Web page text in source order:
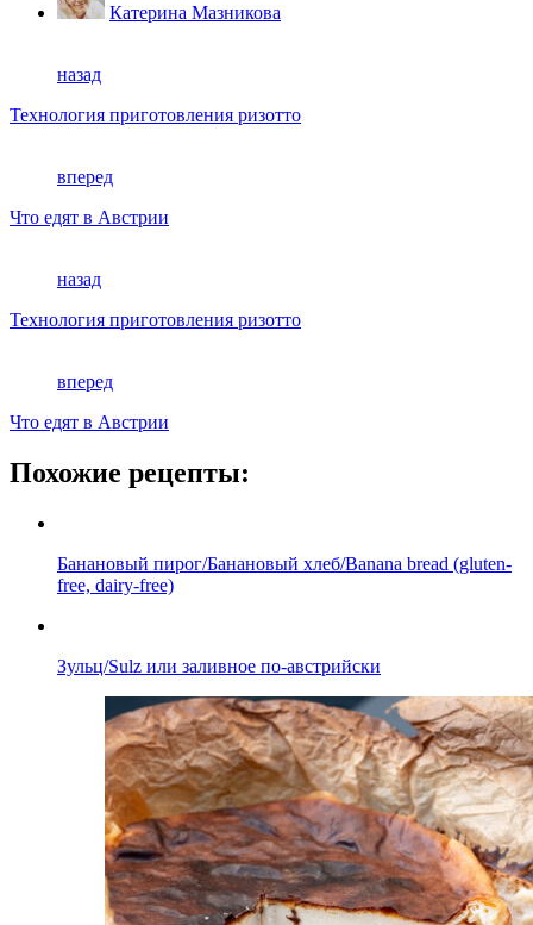
Катерина Мазникова
назад
Технология приготовления ризотто
вперед
Что едят в Австрии
назад
Технология приготовления ризотто
вперед
Что едят в Австрии
Похожие рецепты:
Банановый пирог/Банановый хлеб/Banana bread (gluten-
free, dairy-free)
Зульц/Sulz или заливное по-австрийски